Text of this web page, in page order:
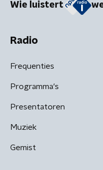
Wie luistert
Radio
Frequenties
Programma's
Presentatoren
Muziek
Gemist